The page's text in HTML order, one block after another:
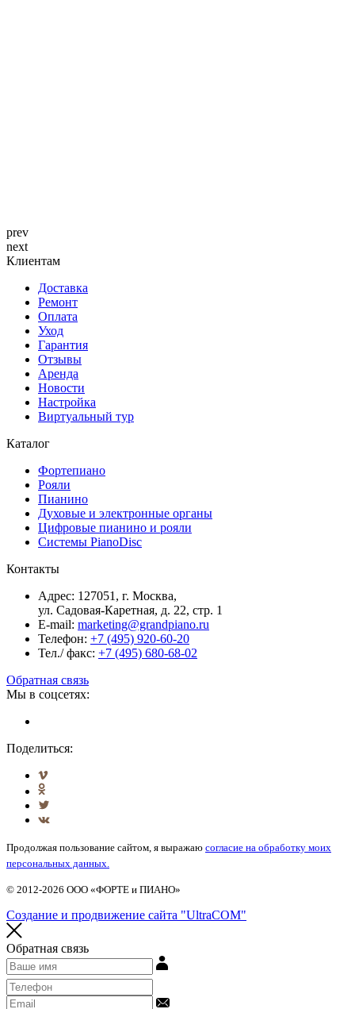
prev
next
Клиентам
Доставка
Ремонт
Оплата
Уход
Гарантия
Отзывы
Аренда
Новости
Настройка
Виртуальный тур
Каталог
Фортепиано
Рояли
Пианино
Духовые и электронные органы
Цифровые пианино и рояли
Системы PianoDisc
Контакты
Адрес: 127051, г. Москва,
ул. Садовая-Каретная, д. 22, стр. 1
E-mail: marketing@grandpiano.ru
Телефон: +7 (495) 920-60-20
Тел./ факс: +7 (495) 680-68-02
Обратная связь
Мы в соцсетях:
Поделиться:
Продолжая пользование сайтом, я выражаю согласие на обработку моих
персональных данных.
© 2012-2026 ООО «ФОРТЕ и ПИАНО»
Создание и продвижение сайта "UltraCOM"
Обратная связь